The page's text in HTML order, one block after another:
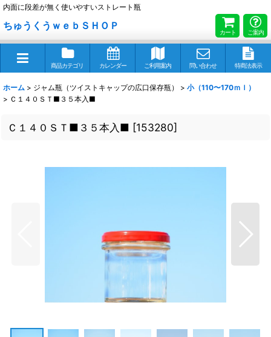
内面に段差が無く使いやすいストレート瓶
ちゅうくうｗｅｂＳＨＯＰ
カート ご案内
商品カテゴリ カレンダー ご利用案内 問い合わせ 特商法表示
ホーム > ジャム瓶（ツイストキャップの広口保存瓶） > 小（110〜170ｍｌ）
> Ｃ１４０ＳＴ■３５本入■
Ｃ１４０ＳＴ■３５本入■ [153280]